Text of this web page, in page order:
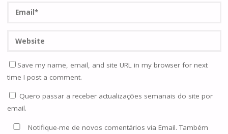
Save my name, email, and site URL in my browser for next
time I post a comment.
Quero passar a receber actualizações semanais do site por
email.
Notifique-me de novos comentários via Email. Também